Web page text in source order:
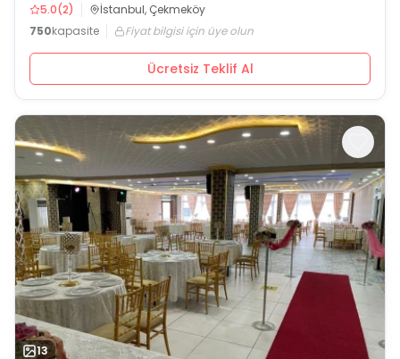
5.0(2)
İstanbul, Çekmeköy
750kapasite Fiyat bilgisi için üye olun
Ücretsiz Teklif Al
13